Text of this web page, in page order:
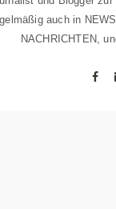
auch in
NACHRICHTEN,